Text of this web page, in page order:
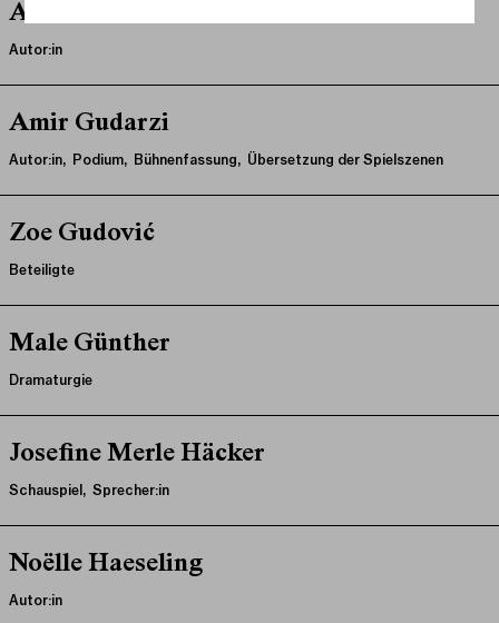
Anna Gschnitzer
Autor:in
Amir Gudarzi
Autor:in, Podium, Bühnenfassung, Übersetzung der Spielszenen
Zoe Gudović
Beteiligte
Male Günther
Dramaturgie
Josefine Merle Häcker
Schauspiel, Sprecher:in
Noëlle Haeseling
Autor:in